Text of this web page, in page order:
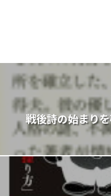
戦後詩の始まり